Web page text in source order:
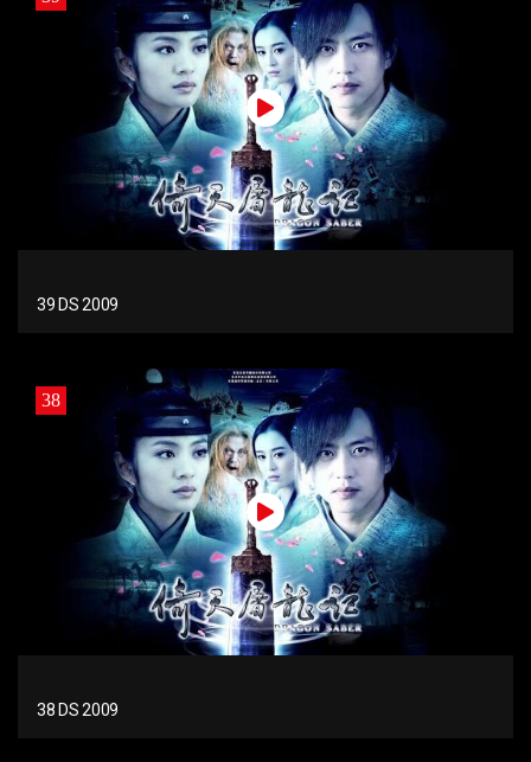
39 DS 2009
38
38 DS 2009